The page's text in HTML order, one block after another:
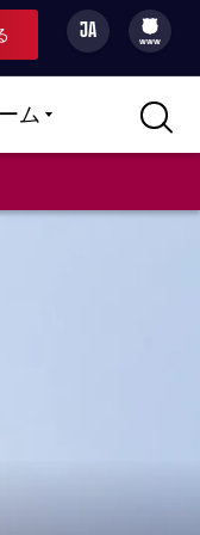
JA
filled-badge
www
ム